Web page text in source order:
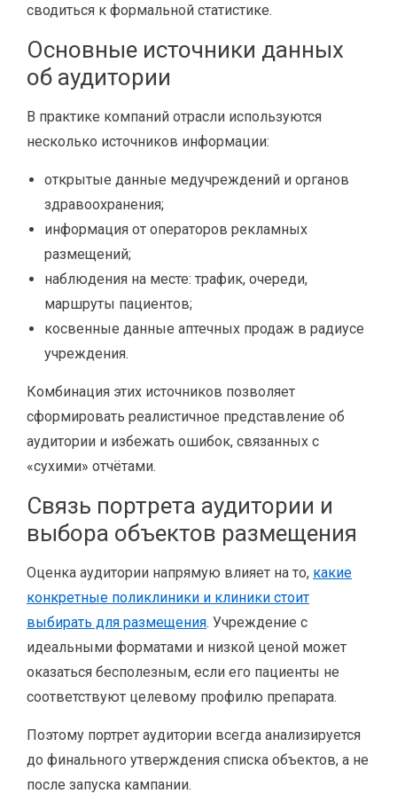
сводиться к формальной статистике.
Основные источники данных
об аудитории
В практике компаний отрасли используются
несколько источников информации:
открытые данные медучреждений и органов
здравоохранения;
информация от операторов рекламных
размещений;
наблюдения на месте: трафик, очереди,
маршруты пациентов;
косвенные данные аптечных продаж в радиусе
учреждения.
Комбинация этих источников позволяет
сформировать реалистичное представление об
аудитории и избежать ошибок, связанных с
«сухими» отчётами.
Связь портрета аудитории и
выбора объектов размещения
Оценка аудитории напрямую влияет на то, какие
конкретные поликлиники и клиники стоит
выбирать для размещения. Учреждение с
идеальными форматами и низкой ценой может
оказаться бесполезным, если его пациенты не
соответствуют целевому профилю препарата.
Поэтому портрет аудитории всегда анализируется
до финального утверждения списка объектов, а не
после запуска кампании.